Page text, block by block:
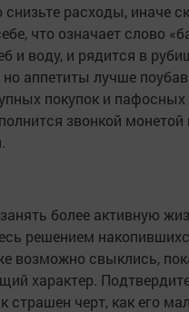
снизьте расходы, иначе
что означает слово
и воду, и рядится в
но аппетиты лучше
покупок и пафосных
звонкой монетой
более активную
решением
возможно свыклись,
характер.
страшен черт, как его